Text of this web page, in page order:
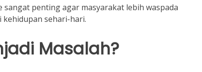
penting agar masyarakat lebih waspada
sehari-hari.
Masalah?